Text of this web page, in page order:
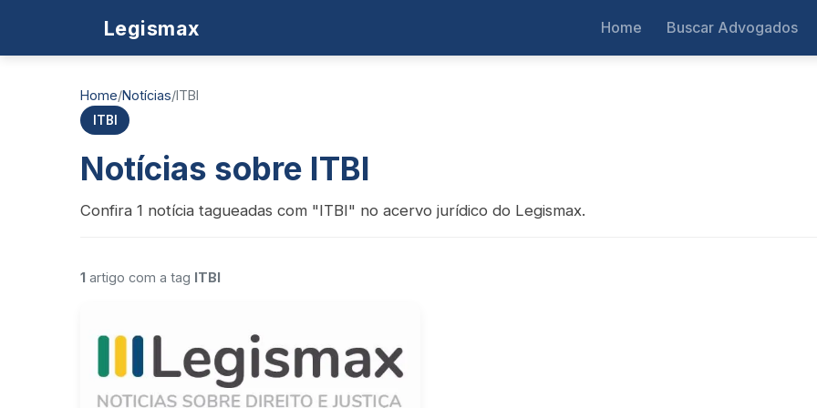
Legismax Home Buscar Advogados
Home/Notícias/ITBI
ITBI
Notícias sobre ITBI
Confira 1 notícia tagueadas com "ITBI" no acervo jurídico do Legismax.
1 artigo com a tag ITBI